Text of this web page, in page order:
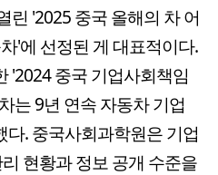
린 '2025 중국 올해의 차 어
'에 선정된 게 대표적이다.
'2024 중국 기업사회책임
는 9년 연속 자동차 기업
. 중국사회과학원은 기업
현황과 정보 공개 수준을